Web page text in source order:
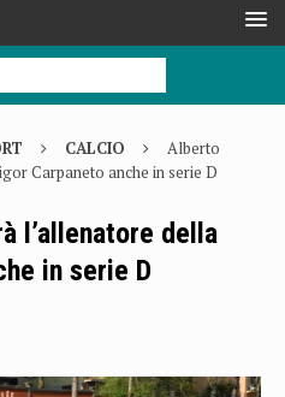
CALCIO
Alberto
Carpaneto anche in serie D
l’allenatore della
in serie D